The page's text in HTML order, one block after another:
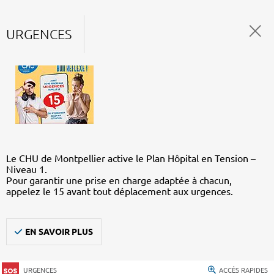
URGENCES
Le CHU de Montpellier active le Plan Hôpital en Tension –
Niveau 1.
Pour garantir une prise en charge adaptée à chacun,
appelez le 15 avant tout déplacement aux urgences.
EN SAVOIR PLUS
URGENCES ACCÈS RAPIDES